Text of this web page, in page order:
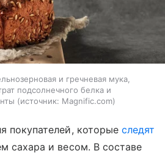
и гречневая мука,
подсолнечного белка и
источник: Magnific.com
покупателей, которыеследят
сахара и весом. В составе